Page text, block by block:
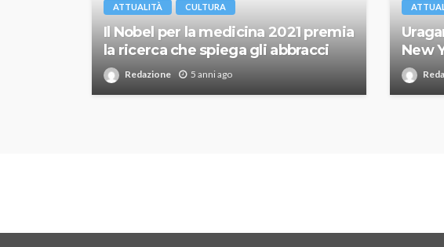
ATTUALITÀ CULTURA
Il Nobel per la medicina 2021 premia
la ricerca che spiega gli abbracci
Redazione 5 anni ago
New